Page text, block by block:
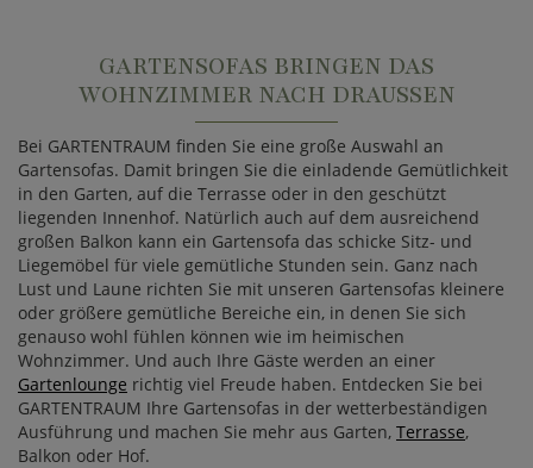
GARTENSOFAS BRINGEN DAS
WOHNZIMMER NACH DRAUSSEN
Bei GARTENTRAUM finden Sie eine große Auswahl an
Gartensofas. Damit bringen Sie die einladende Gemütlichkeit
in den Garten, auf die Terrasse oder in den geschützt
liegenden Innenhof. Natürlich auch auf dem ausreichend
großen Balkon kann ein Gartensofa das schicke Sitz- und
Liegemöbel für viele gemütliche Stunden sein. Ganz nach
Lust und Laune richten Sie mit unseren Gartensofas kleinere
oder größere gemütliche Bereiche ein, in denen Sie sich
genauso wohl fühlen können wie im heimischen
Wohnzimmer. Und auch Ihre Gäste werden an einer
Gartenlounge richtig viel Freude haben. Entdecken Sie bei
GARTENTRAUM Ihre Gartensofas in der wetterbeständigen
Ausführung und machen Sie mehr aus Garten, Terrasse,
Balkon oder Hof.